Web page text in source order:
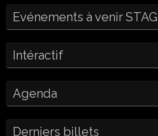
Evénements à venir
Intéractif
Agenda
Derniers billets